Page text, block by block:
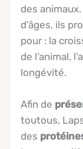
des
d’âges, ils
pour : la
de l’animal,
longévité.
Afin de
toutous,
des